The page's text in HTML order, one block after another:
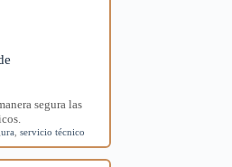
segura las
,servicio técnico